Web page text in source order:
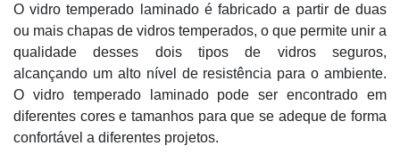
O vidro temperado laminado é fabricado a partir de duas
ou mais chapas de vidros temperados, o que permite unir a
qualidade desses dois tipos de vidros seguros,
alcançando um alto nível de resistência para o ambiente.
O vidro temperado laminado pode ser encontrado em
diferentes cores e tamanhos para que se adeque de forma
confortável a diferentes projetos.